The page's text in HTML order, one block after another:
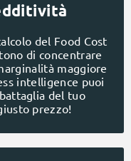
del Food Cost
di concentrare
maggiore
intelligence puoi
del tuo
prezzo!